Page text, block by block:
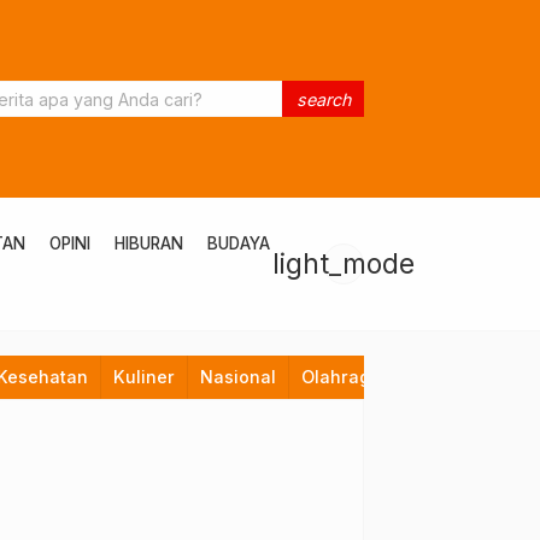
search
OPINI HIBURAN BUDAYA
light_mode
Kuliner Nasional Olahraga